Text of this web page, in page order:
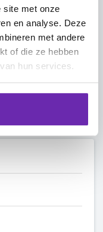
site met onze
en analyse. Deze
met andere
of die ze hebben
hun services.
instellen